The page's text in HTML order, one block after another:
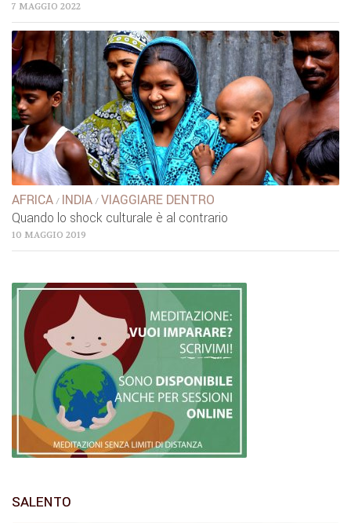
7 MAGGIO 2022
AFRICA / INDIA / VIAGGIARE DENTRO
Quando lo shock culturale è al contrario
10 MAGGIO 2019
SALENTO